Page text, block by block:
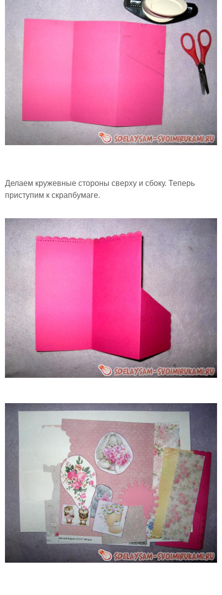
Делаем кружевные стороны сверху и сбоку. Теперь
приступим к скрапбумаге.